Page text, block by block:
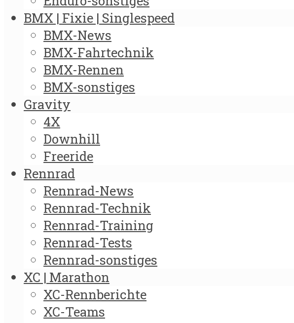
BMX | Fixie | Singlespeed
BMX-News
BMX-Fahrtechnik
BMX-Rennen
BMX-sonstiges
Gravity
4X
Downhill
Freeride
Rennrad
Rennrad-News
Rennrad-Technik
Rennrad-Training
Rennrad-Tests
Rennrad-sonstiges
XC | Marathon
XC-Rennberichte
XC-Teams